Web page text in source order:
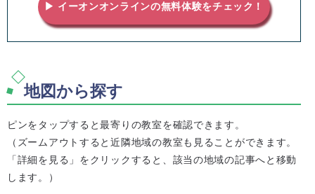
▶ イーオンオンラインの無料体験をチェック！
地図から探す
ピンをタップすると最寄りの教室を確認できます。
（ズームアウトすると近隣地域の教室も見ることができます。
「詳細を見る」をクリックすると、該当の地域の記事へと移動
します。）